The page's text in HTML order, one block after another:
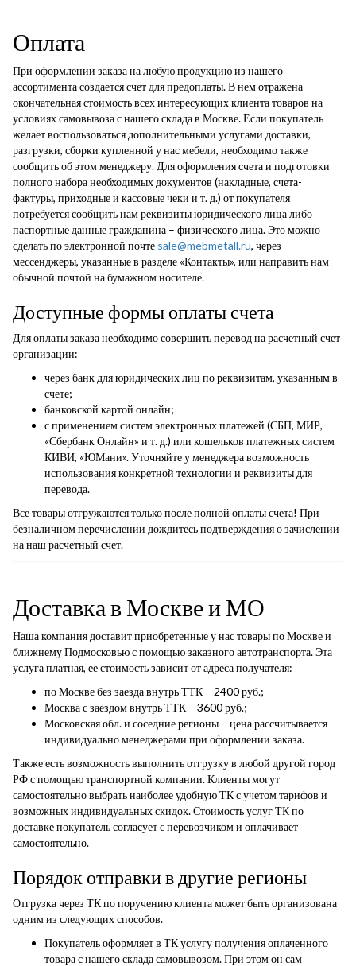
Оплата
При оформлении заказа на любую продукцию из нашего
ассортимента создается счет для предоплаты. В нем отражена
окончательная стоимость всех интересующих клиента товаров на
условиях самовывоза с нашего склада в Москве. Если покупатель
желает воспользоваться дополнительными услугами доставки,
разгрузки, сборки купленной у нас мебели, необходимо также
сообщить об этом менеджеру. Для оформления счета и подготовки
полного набора необходимых документов (накладные, счета-
фактуры, приходные и кассовые чеки и т. д.) от покупателя
потребуется сообщить нам реквизиты юридического лица либо
паспортные данные гражданина – физического лица. Это можно
сделать по электронной почте sale@mebmetall.ru, через
мессенджеры, указанные в разделе «Контакты», или направить нам
обычной почтой на бумажном носителе.
Доступные формы оплаты счета
Для оплаты заказа необходимо совершить перевод на расчетный счет
организации:
через банк для юридических лиц по реквизитам, указанным в
счете;
банковской картой онлайн;
с применением систем электронных платежей (СБП, МИР,
«Сбербанк Онлайн» и т. д.) или кошельков платежных систем
КИВИ, «ЮМани». Уточняйте у менеджера возможность
использования конкретной технологии и реквизиты для
перевода.
Все товары отгружаются только после полной оплаты счета! При
безналичном перечислении дождитесь подтверждения о зачислении
на наш расчетный счет.
Доставка в Москве и МО
Наша компания доставит приобретенные у нас товары по Москве и
ближнему Подмосковью с помощью заказного автотранспорта. Эта
услуга платная, ее стоимость зависит от адреса получателя:
по Москве без заезда внутрь ТТК – 2400 руб.;
Москва с заездом внутрь ТТК – 3600 руб.;
Московская обл. и соседние регионы – цена рассчитывается
индивидуально менеджерами при оформлении заказа.
Также есть возможность выполнить отгрузку в любой другой город
РФ с помощью транспортной компании. Клиенты могут
самостоятельно выбрать наиболее удобную ТК с учетом тарифов и
возможных индивидуальных скидок. Стоимость услуг ТК по
доставке покупатель согласует с перевозчиком и оплачивает
самостоятельно.
Порядок отправки в другие регионы
Отгрузка через ТК по поручению клиента может быть организована
одним из следующих способов.
Покупатель оформляет в ТК услугу получения оплаченного
товара с нашего склада самовывозом. При этом он сам